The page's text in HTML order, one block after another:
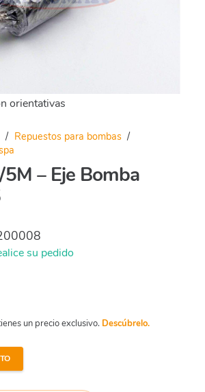
orientativas
/ Repuestos para bombas /
– Eje Bomba
su pedido
un precio exclusivo. Descúbrelo.